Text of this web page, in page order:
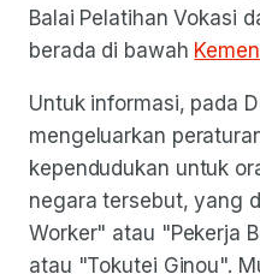
Balai Pelatihan Vokasi
berada di bawah
Untuk informasi, pada
mengeluarkan
kependudukan untuk
negara tersebut, yang
Worker" atau "Pekerja
atau "Tokutei Ginou".